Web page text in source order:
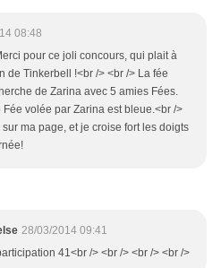
08:48
pour ce joli concours, qui plait à
de Tinkerbell !<br /> <br /> La fée
de Zarina avec 5 amies Fées.
volée par Zarina est bleue.<br />
ma page, et je croise fort les doigts
28/03/2014 09:41
41<br /> <br /> <br /> <br />